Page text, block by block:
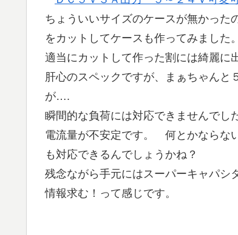
ちょういいサイズのケースが無かった
をカットしてケースも作ってみました。
適当にカットして作った割には綺麗に
肝心のスペックですが、まぁちゃんと
が….
瞬間的な負荷には対応できませんでした
電流量が不安定です。 何とかならな
も対応できるんでしょうかね？
残念ながら手元にはスーパーキャパシ
情報求む！って感じです。